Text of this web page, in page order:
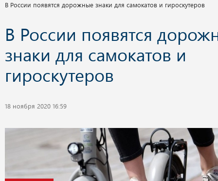
В России появятся дорожные знаки для самокатов и гироскутеров
В России появятся
знаки для самокатов и
гироскутеров
18 ноября 2020 16:59